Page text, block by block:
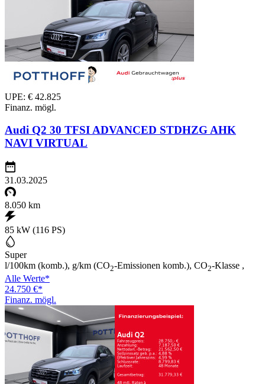
UPE: € 42.825
Finanz. mögl.
Audi Q2 30 TFSI ADVANCED STDHZG AHK
NAVI VIRTUAL
31.03.2025
8.050 km
85 kW (116 PS)
Super
l/100km (komb.), g/km (CO2-Emissionen komb.), CO2-Klasse ,
Alle Werte*
24.750 €*
Finanz. mögl.